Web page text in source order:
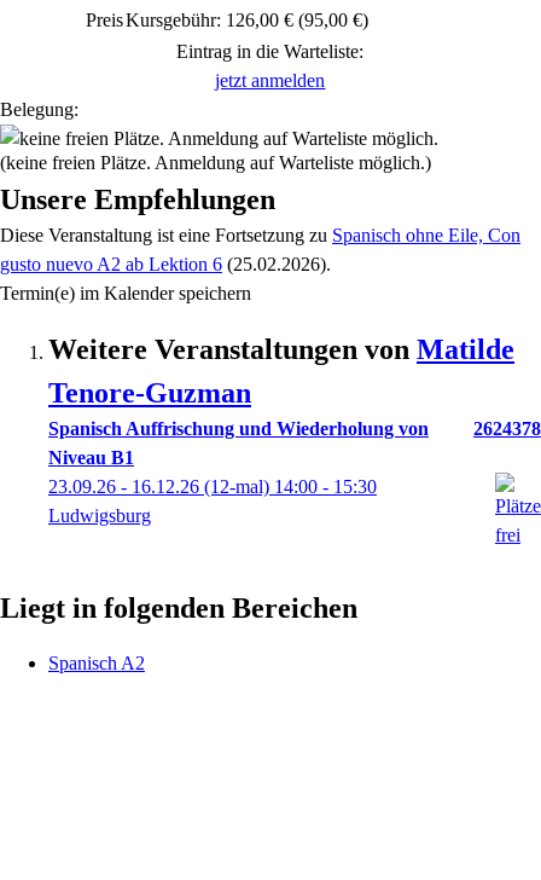
PreisKursgebühr: 126,00 € (95,00 €)
Eintrag in die Warteliste:
jetzt anmelden
Belegung:
(keine freien Plätze. Anmeldung auf Warteliste möglich.)
Unsere Empfehlungen
Diese Veranstaltung ist eine Fortsetzung zu Spanisch ohne Eile, Con
gusto nuevo A2 ab Lektion 6 (25.02.2026).
Termin(e) im Kalender speichern
Weitere Veranstaltungen von Matilde
Tenore-Guzman
Spanisch Auffrischung und Wiederholung von
Niveau B1
2624378
23.09.26 - 16.12.26 (12-mal) 14:00 - 15:30
Ludwigsburg
Liegt in folgenden Bereichen
Spanisch A2